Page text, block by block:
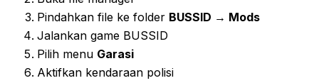
Pindahkan file ke folder BUSSID → Mods
Jalankan game BUSSID
Pilih menu Garasi
Aktifkan kendaraan polisi